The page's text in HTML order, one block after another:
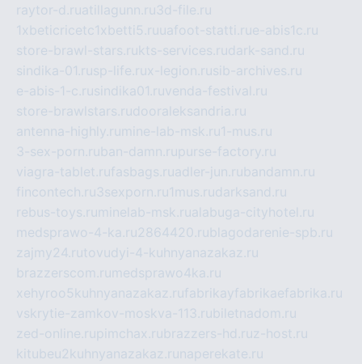
raytor-d.ruatillagunn.ru3d-file.ru
1xbeticricetc1xbetti5.ruuafoot-statti.rue-abis1c.ru
store-brawl-stars.rukts-services.rudark-sand.ru
sindika-01.rusp-life.rux-legion.rusib-archives.ru
e-abis-1-c.rusindika01.ruvenda-festival.ru
store-brawlstars.rudooraleksandria.ru
antenna-highly.ru mine-lab-msk.ru1-mus.ru
3-sex-porn.ruban-damn.rupurse-factory.ru
viagra-tablet.rufasbags.ruadler-jun.rubandamn.ru
fincontech.ru3sexporn.ru1mus.rudarksand.ru
rebus-toys.ru minelab-msk.rualabuga-cityhotel.ru
medsprawo-4-ka.ru2864420.rublagodarenie-spb.ru
zajmy24.rutovudyi-4-kuhnyanazakaz.ru
brazzerscom.ru medsprawo4ka.ru
xehyroo5kuhnyanazakaz.rufabrikayfabrikaefabrika.ru
vskrytie-zamkov-moskva-113.rubiletnadom.ru
zed-online.rupimchax.rubrazzers-hd.ruz-host.ru
kitubeu2kuhnyanazakaz.ru naperekate.ru